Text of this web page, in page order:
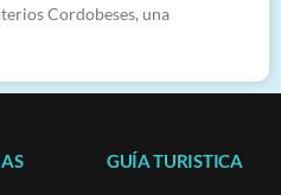
Cordobeses, una
GUÍA TURISTICA